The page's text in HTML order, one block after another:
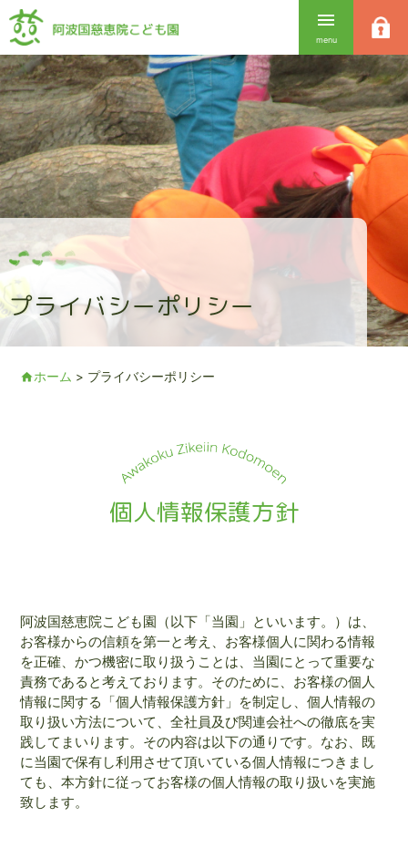
Skip
content
menu
プライバシーポリシー
homeホーム > プライバシーポリシー
個人情報保護方針
阿波国慈恵院こども園（以下「当園」といいます。）は、
お客様からの信頼を第一と考え、お客様個人に関わる情報
を正確、かつ機密に取り扱うことは、当園にとって重要な
責務であると考えております。そのために、お客様の個人
情報に関する「個人情報保護方針」を制定し、個人情報の
取り扱い方法について、全社員及び関連会社への徹底を実
践してまいります。その内容は以下の通りです。なお、既
に当園で保有し利用させて頂いている個人情報につきまし
ても、本方針に従ってお客様の個人情報の取り扱いを実施
致します。